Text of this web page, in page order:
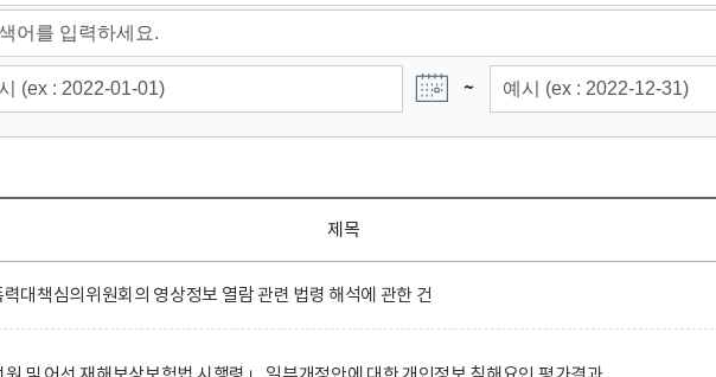
~
제목
력대책심의위원회의 영상정보 열람 관련 법령 해석에 관한 건